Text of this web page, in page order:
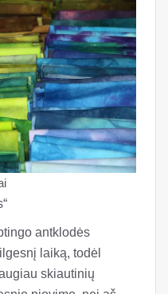
antklodės
laiką, todėl
skiautinių